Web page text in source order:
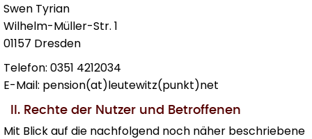
Swen Tyrian
Wilhelm-Müller-Str. 1
01157 Dresden
Telefon: 0351 4212034
E-Mail: pension(at)leutewitz(punkt)net
II. Rechte der Nutzer und Betroffenen
Mit Blick auf die nachfolgend noch näher beschriebene